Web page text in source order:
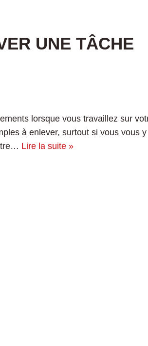
UNE TÂCHE
lorsque vous travaillez sur
à enlever, surtout si vous vous y
Lire la suite »